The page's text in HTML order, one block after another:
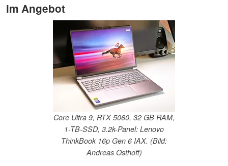
im Angebot
Core Ultra 9, RTX 5060, 32 GB RAM,
1-TB-SSD, 3.2k-Panel: Lenovo
ThinkBook 16p Gen 6 IAX. (Bild:
Andreas Osthoff)